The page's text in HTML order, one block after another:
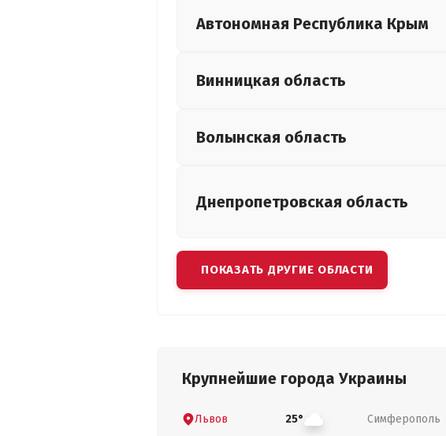
Автономная Республика Крым
Винницкая область
Волынская область
Днепропетровская область
ПОКАЗАТЬ ДРУГИЕ ОБЛАСТИ
Крупнейшие города Украины
Львов 25° Симферополь